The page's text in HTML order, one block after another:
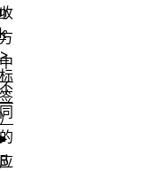
收
方
中
不
同
的
应
n
k
>
标
签
）
B